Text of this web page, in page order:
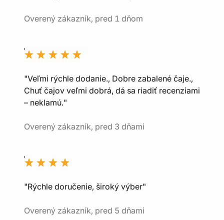
Overený zákazník, pred 1 dňom
"Veľmi rýchle dodanie., Dobre zabalené čaje.,
Chuť čajov veľmi dobrá, dá sa riadiť recenziami
– neklamú."
Overený zákazník, pred 3 dňami
"Rýchle doručenie, široký výber"
Overený zákazník, pred 5 dňami